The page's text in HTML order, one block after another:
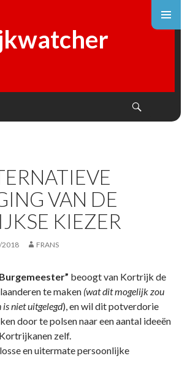
VAN DE
KIEZER
2018 FRANS
beoogt van Kortrijk de
te maken (wat dit mogelijk zou
is niet uitgelegd), en wil dit potverdorie
door te polsen naar een aantal ideeën
zelf.
en uitermate persoonlijke